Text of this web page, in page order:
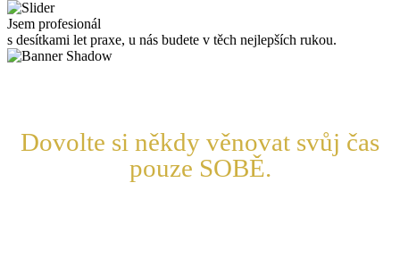
Jsem profesionál
s desítkami let praxe, u nás budete v těch nejlepších rukou.
Dovolte si někdy věnovat svůj čas
pouze SOBĚ.